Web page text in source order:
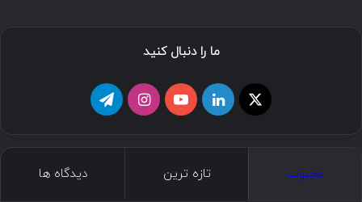
ما را دنبال کنید
محبوب تازه ترین دیدگاه ها